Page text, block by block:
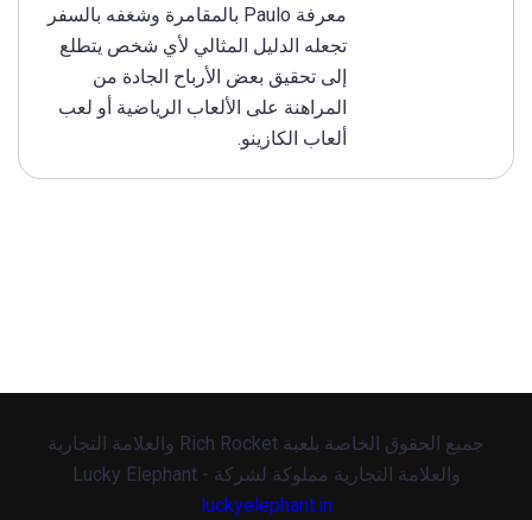
معرفة Paulo بالمقامرة وشغفه بالسفر
تجعله الدليل المثالي لأي شخص يتطلع
إلى تحقيق بعض الأرباح الجادة من
المراهنة على الألعاب الرياضية أو لعب
ألعاب الكازينو.
جميع الحقوق الخاصة بلعبة Rich Rocket والعلامة التجارية
والعلامة التجارية مملوكة لشركة Lucky Elephant -
luckyelephant.in